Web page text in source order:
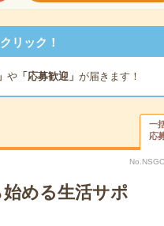
リック！
や「応募歓迎」 が届きます！
一
応
める生活サポ